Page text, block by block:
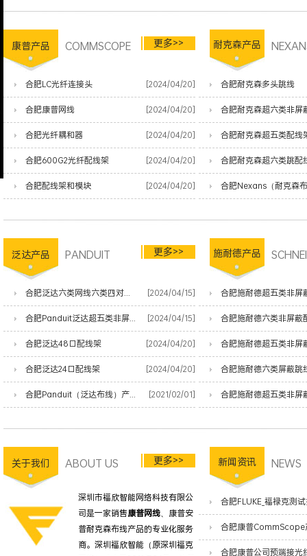
康普产品 COMMSCOPE 更多>>
合肥LC光纤连接头 [2024/04/20]
合肥康普网线 [2024/04/20]
合肥光纤耦和器 [2024/04/20]
合肥600G2光纤配线架 [2024/04/20]
合肥配线架和模块 [2024/04/20]
耐克森产品
合肥耐克森多头跳线
合肥耐克森超六类非屏
合肥耐克森超五类配线
泛达产品 PANDUIT 更多>>
合肥泛达六类网线六类四对非屏蔽双绞线 [2024/04/15]
合肥Panduit泛达超五类非屏蔽网线 [2024/04/15]
合肥泛达48口配线架 [2024/04/20]
合肥泛达24口配线架 [2024/04/20]
合肥Panduit（泛达布线）产品清单 [2021/02/01]
施耐德产品
合肥施耐德超五类非屏
合肥施耐德六类非屏蔽
合肥施耐德超五类非屏
合肥施耐德六类屏蔽跳
合肥施耐德超五类非屏
关于我们 ABOUT US 更多>>
深圳市福欣智能网络科技有限公
司是一家销售康普网线、康普安
普耐克森布线产品的专业化服务
商。深圳福欣智能（原深圳福克
新闻资讯 NEWS